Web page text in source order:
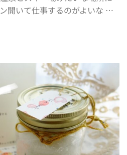
開いて仕事するのがよいな …